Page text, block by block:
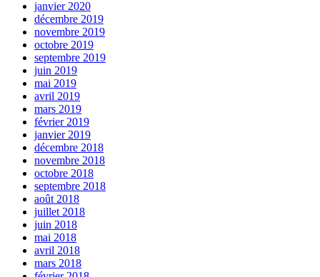
janvier 2020
décembre 2019
novembre 2019
octobre 2019
septembre 2019
juin 2019
mai 2019
avril 2019
mars 2019
février 2019
janvier 2019
décembre 2018
novembre 2018
octobre 2018
septembre 2018
août 2018
juillet 2018
juin 2018
mai 2018
avril 2018
mars 2018